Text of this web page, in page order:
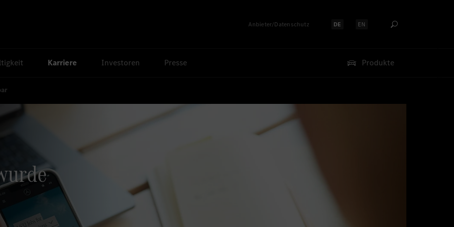
Anbieter/Datenschutz Sprache auswählen:
DE Sprache auswählen:
EN
Karriere Investoren Presse Produkte